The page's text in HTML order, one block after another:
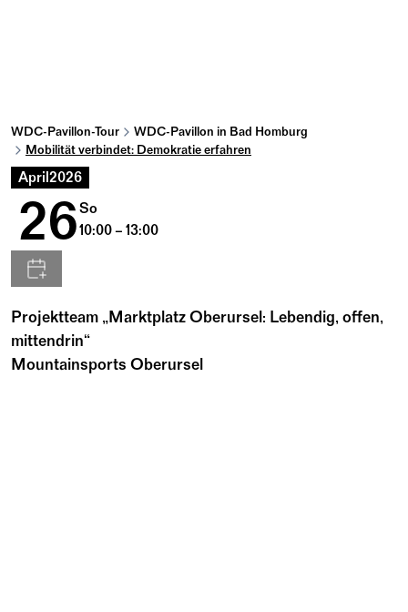
WDC-Pavillon-Tour
WDC-Pavillon in Bad Homburg
Mobilität verbindet: Demokratie erfahren
April2026
26So
10:00 – 13:00
Projektteam „Marktplatz Oberursel: Lebendig, offen,
mittendrin“
Mountainsports Oberursel